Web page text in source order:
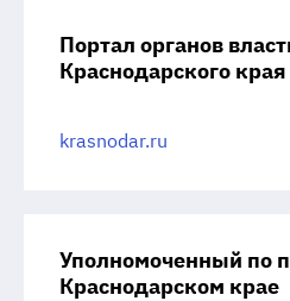
Портал органов
Краснодарского края
krasnodar.ru
Уполномоченный по
Краснодарском крае